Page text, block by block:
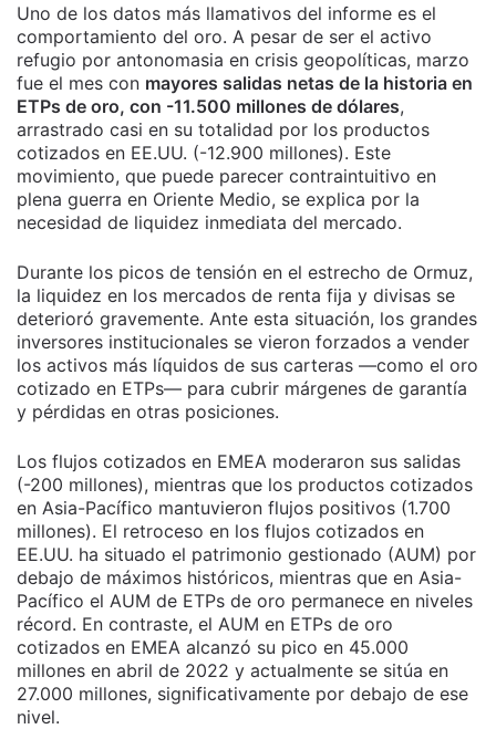
Uno de los datos más llamativos del informe es el
comportamiento del oro. A pesar de ser el activo
refugio por antonomasia en crisis geopolíticas, marzo
fue el mes con mayores salidas netas de la historia en
ETPs de oro, con -11.500 millones de dólares,
arrastrado casi en su totalidad por los productos
cotizados en EE.UU. (-12.900 millones). Este
movimiento, que puede parecer contraintuitivo en
plena guerra en Oriente Medio, se explica por la
necesidad de liquidez inmediata del mercado.
Durante los picos de tensión en el estrecho de Ormuz,
la liquidez en los mercados de renta fija y divisas se
deterioró gravemente. Ante esta situación, los grandes
inversores institucionales se vieron forzados a vender
los activos más líquidos de sus carteras —como el oro
cotizado en ETPs— para cubrir márgenes de garantía
y pérdidas en otras posiciones.
Los flujos cotizados en EMEA moderaron sus salidas
(-200 millones), mientras que los productos cotizados
en Asia-Pacífico mantuvieron flujos positivos (1.700
millones). El retroceso en los flujos cotizados en
EE.UU. ha situado el patrimonio gestionado (AUM) por
debajo de máximos históricos, mientras que en Asia-
Pacífico el AUM de ETPs de oro permanece en niveles
récord. En contraste, el AUM en ETPs de oro
cotizados en EMEA alcanzó su pico en 45.000
millones en abril de 2022 y actualmente se sitúa en
27.000 millones, significativamente por debajo de ese
nivel.